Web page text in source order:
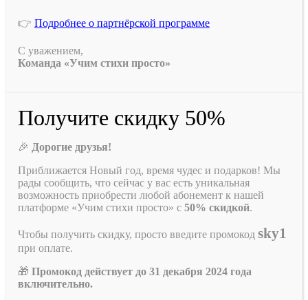
👉 Подробнее о партнёрской программе
С уважением,
Команда «Учим стихи просто»
Получите скидку 50%
🎉 Дорогие друзья!
Приближается Новый год, время чудес и подарков! Мы
рады сообщить, что сейчас у вас есть уникальная
возможность приобрести любой абонемент к нашей
платформе «Учим стихи просто» с 50% скидкой.
Чтобы получить скидку, просто введите промокод sky1
при оплате.
🎁 Промокод действует до 31 декабря 2024 года
включительно.